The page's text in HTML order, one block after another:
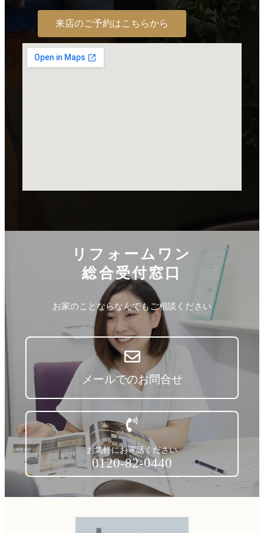
来店のご予約はこちらから
リフォームワン
総合受付窓口
お家のことならなんでもご相談ください
メールでのお問合せ
お気軽にお電話ください
0120-82-0440